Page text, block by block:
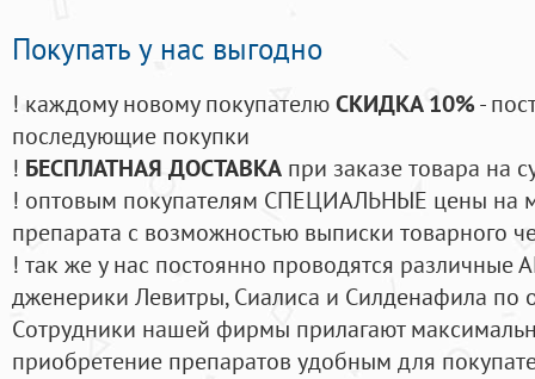
Покупать у нас выгодно
! каждому новому покупателюСКИДКА 10%-
последующие покупки
! БЕСПЛАТНАЯ ДОСТАВКА при заказе товара на
! оптовым покупателям СПЕЦИАЛЬНЫЕ цены на
препарата с возможностью выписки товарного
! так же у нас постоянно проводятся
дженерики Левитры, Сиалиса и Силденафила по
Cотрудники нашей фирмы прилагают
приобретение препаратов удобным для